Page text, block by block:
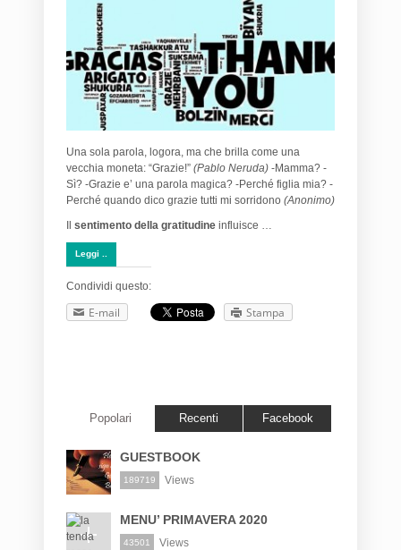
Una sola parola, logora, ma che brilla come una
vecchia moneta: “Grazie!” (Pablo Neruda) -Mamma? -
Sì? -Grazie e’ una parola magica? -Perché figlia mia? -
Perché quando dico grazie tutti mi sorridono (Anonimo)
sentimento della gratitudine influisce …
Leggi ..
Condividi questo:
E-mail Stampa
Popolari Recenti Facebook
GUESTBOOK
189719 Views
MENU’ PRIMAVERA 2020
43501 Views